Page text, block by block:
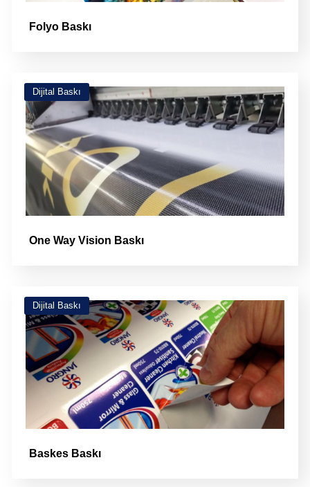
Folyo Baskı
Dijital Baskı
One Way Vision Baskı
Dijital Baskı
Baskes Baskı